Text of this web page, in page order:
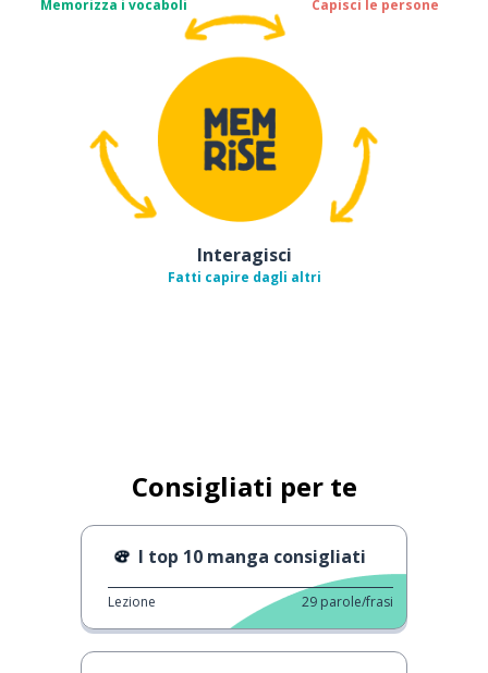
Memorizza i vocaboli Capisci le persone
Interagisci
Fatti capire dagli altri
Consigliati per te
I top 10 manga consigliati
Lezione 29 parole/frasi